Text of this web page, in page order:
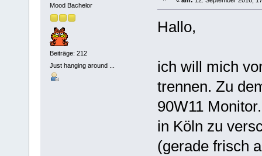
Mood Bachelor
Beiträge: 212
Just hanging around ...
Hallo,
ich will mich
trennen. Zu
90W11
in Köln zu
(gerade frisch